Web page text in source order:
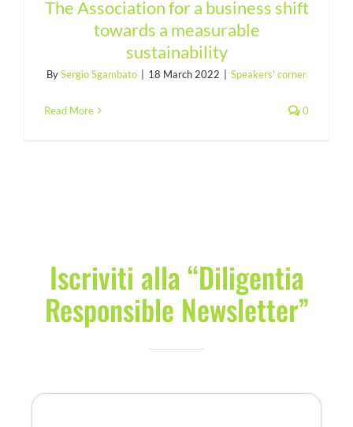
The Association for a business shift
towards a measurable
sustainability
BySergio Sgambato 18 March 2022 Speakers' corner
Read More 0
Iscriviti alla “Diligentia
Responsible Newsletter”